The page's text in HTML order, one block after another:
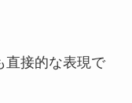
直接的な表現で